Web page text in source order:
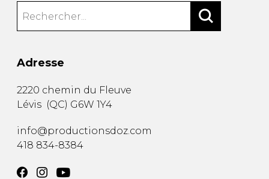
Adresse
2220 chemin du Fleuve
Lévis (QC) G6W 1Y4
info@productionsdoz.com
418 834-8384